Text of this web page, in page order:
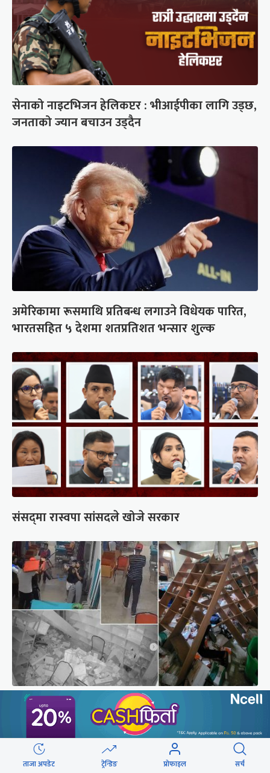
सेनाको नाइटभिजन हेलिकप्टर : भीआईपीका लागि उड्छ,
जनताको ज्यान बचाउन उड्दैन
अमेरिकामा रूसमाथि प्रतिबन्ध लगाउने विधेयक पारित,
भारतसहित ५ देशमा शतप्रतिशत भन्सार शुल्क
संसद्‍मा रास्वपा सांसदले खोजे सरकार
दिउँसो डाक्टर, नर्स कुटिएको कालीकोटको पलाँता
अस्पतालमा राति फेरि आक्रमण
ताजा अपडेट ट्रेन्डिङ प्रोफाइल सर्च